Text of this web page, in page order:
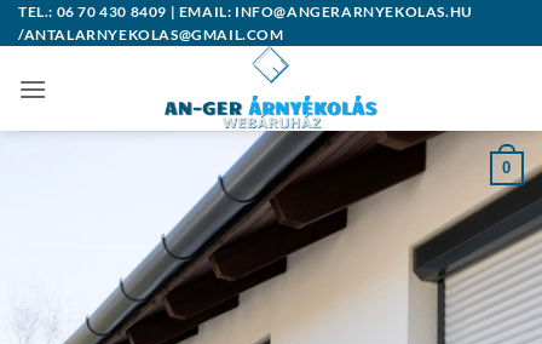
Skip
to
TEL.: 06 70 430 8409 | EMAIL: INFO@ANGERARNYEKOLAS.HU
/ANTALARNYEKOLAS@GMAIL.COM
0